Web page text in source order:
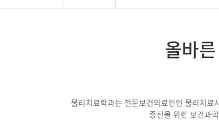
올바
물리치료학과는 전문보건의료인인 물리치
증진을 위한 보건과